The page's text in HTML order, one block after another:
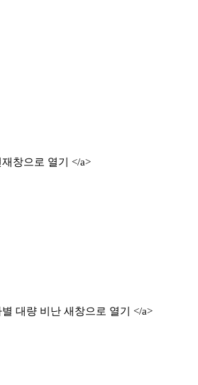
창으로 열기 </a>
대량 비난 새창으로 열기 </a>